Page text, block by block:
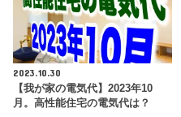
2023.10.30
【我が家の電気代】2023年10
月。高性能住宅の電気代は？